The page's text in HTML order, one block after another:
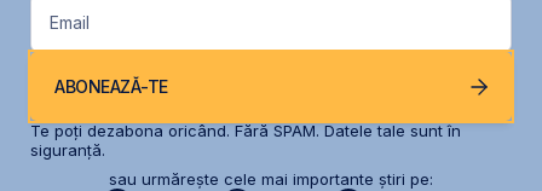
Email
ABONEAZĂ-TE
Te poți dezabona oricând. Fără SPAM. Datele tale sunt în
siguranță.
sau urmărește cele mai importante știri pe: